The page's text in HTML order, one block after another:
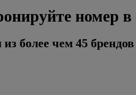
номер в
более чем 45